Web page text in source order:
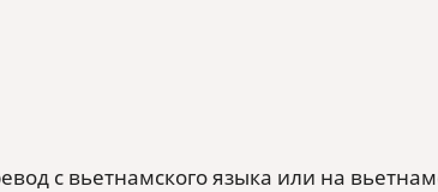
с вьетнамского языка или на